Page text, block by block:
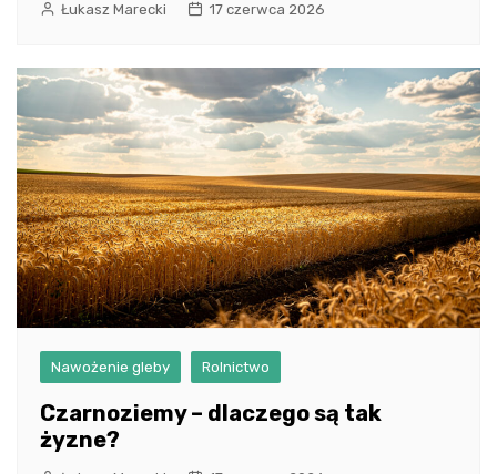
Łukasz Marecki 17 czerwca 2026
Nawożenie gleby Rolnictwo
Czarnoziemy – dlaczego są tak
żyzne?